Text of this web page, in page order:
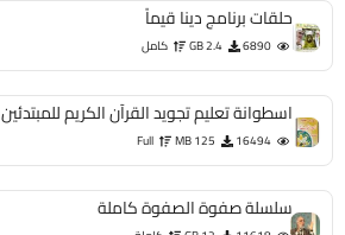
حلقات برنامج دينا قيماً
6890
2.4 GB كامل
اسطوانة تعليم تجويد القرآن الكريم للمبتدئين
16494
125 MB
Full
سلسلة صفوة الصفوة كاملة